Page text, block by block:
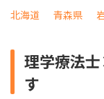
北海道 青森県
理学療法
す